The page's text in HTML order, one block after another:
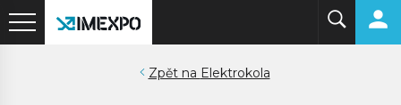
Elektrokola